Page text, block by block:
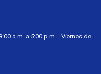
a.m. a 5:00 p.m. - Viernes de